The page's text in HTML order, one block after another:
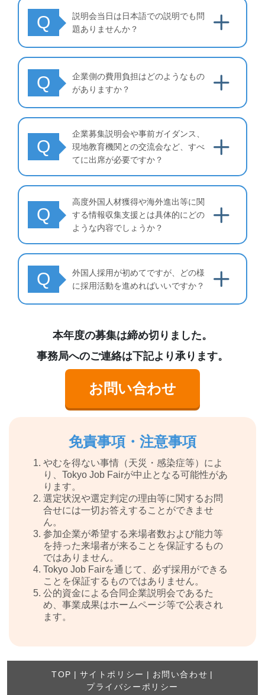
Q
説明会当日は日本語での説明でも問
題ありませんか？
Q
企業側の費用負担はどのようなもの
がありますか？
Q
企業募集説明会や事前ガイダンス、
現地教育機関との交流会など、すべ
てに出席が必要ですか？
Q
高度外国人材獲得や海外進出等に関
する情報収集支援とは具体的にどの
ような内容でしょうか？
Q
外国人採用が初めてですが、どの様
に採用活動を進めればいいですか？
本年度の募集は締め切りました。
事務局へのご連絡は下記より承ります。
お問い合わせ
免責事項・注意事項
やむを得ない事情（天災・感染症等）によ
り、Tokyo Job Fairが中止となる可能性があ
ります。
選定状況や選定判定の理由等に関するお問
合せには一切お答えすることができませ
ん。
参加企業が希望する来場者数および能力等
を持った来場者が来ることを保証するもの
ではありません。
Tokyo Job Fairを通じて、必ず採用ができる
ことを保証するものではありません。
公的資金による合同企業説明会であるた
め、事業成果はホームページ等で公表され
ます。
TOP | サイトポリシー | お問い合わせ |
プライバシーポリシー